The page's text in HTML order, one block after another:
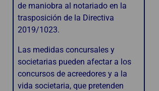
de maniobra al notariado en la
trasposición de la Directiva
2019/1023.
Las medidas concursales y
societarias pueden afectar a los
concursos de acreedores y a la
vida societaria, que pretenden